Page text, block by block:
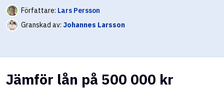
Författare: Lars Persson
Granskad av: Johannes Larsson
Jämför lån på 500 000 kr